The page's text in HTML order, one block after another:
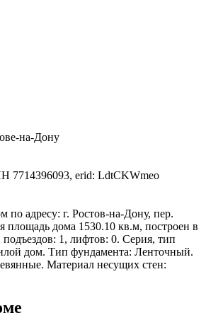
на-Дону
erid: LdtCKWmeo
адресу: г. Ростов-на-Дону, пер.
дома 1530.10 кв.м, построен в
1, лифтов: 0. Серия, тип
дом. Тип фундамента: Ленточный.
Материал несущих стен: